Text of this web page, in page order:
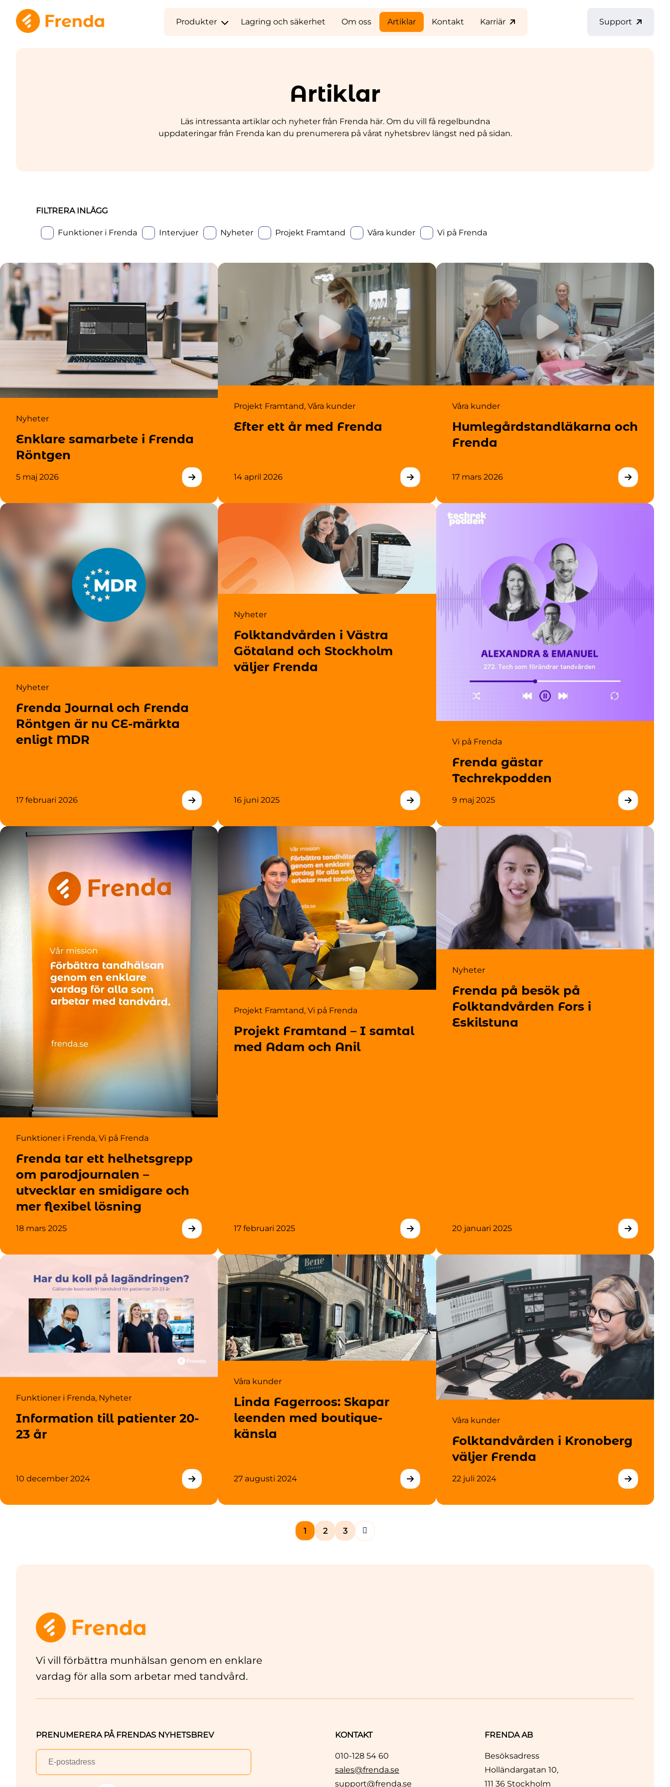
Produkter Lagring och säkerhet Om oss Artiklar Kontakt Karriär Support
Artiklar
Läs intressanta artiklar och nyheter från Frenda här. Om du vill få regelbundna
uppdateringar från Frenda kan du prenumerera på vårat nyhetsbrev längst ned på sidan.
FILTRERA INLÄGG
Funktioner i Frenda Intervjuer Nyheter Projekt Framtand Våra kunder Vi på Frenda
Nyheter
Enklare samarbete i Frenda
Röntgen
5 maj 2026
Projekt Framtand,Våra kunder
Efter ett år med Frenda
14 april 2026
Våra kunder
Humlegårdstandläkarna och
Frenda
17 mars 2026
Nyheter
Frenda Journal och Frenda
Röntgen är nu CE-märkta
enligt MDR
17 februari 2026
Nyheter
Folktandvården i Västra
Götaland och Stockholm
väljer Frenda
16 juni 2025
Vi på Frenda
Frenda gästar
Techrekpodden
9 maj 2025
Funktioner i Frenda, Vi på Frenda
Frenda tar ett helhetsgrepp
om parodjournalen –
utvecklar en smidigare och
mer flexibel lösning
18 mars 2025
Projekt Framtand,Vi på Frenda
Projekt Framtand – I samtal
med Adam och Anil
17 februari 2025
Nyheter
Frenda på besök på
Folktandvården Fors i
Eskilstuna
20 januari 2025
Funktioner i Frenda, Nyheter
Information till patienter 20-
23 år
10 december 2024
Våra kunder
Linda Fagerroos: Skapar
leenden med boutique-
känsla
27 augusti 2024
Våra kunder
Folktandvården i Kronoberg
väljer Frenda
22 juli 2024
1 2 3
Vi vill förbättra munhälsan genom en enklare
vardag för alla som arbetar med tandvård.
PRENUMERERA PÅ FRENDAS NYHETSBREV KONTAKT
010-128 54 60
sales@frenda.se
support@frenda.se
FRENDA AB
Besöksadress
Holländargatan 10,
111 36 Stockholm